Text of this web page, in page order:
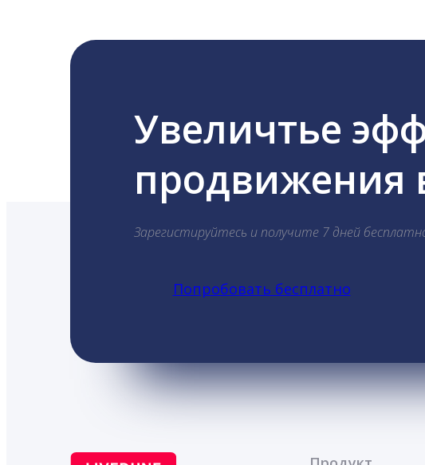
Увеличтье
продвижения
Зарегистируйтесь и получите 7 дней
Попробовать бесплатно